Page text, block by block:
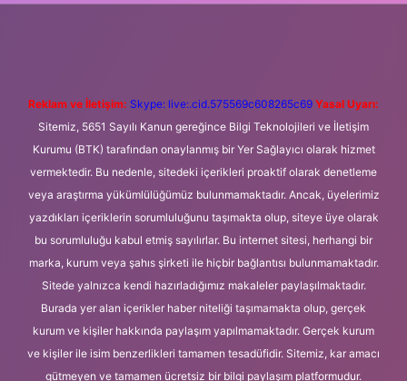
Reklam ve İletişim: Skype: live:.cid.575569c608265c69 Yasal Uyarı:
Sitemiz, 5651 Sayılı Kanun gereğince Bilgi Teknolojileri ve İletişim
Kurumu (BTK) tarafından onaylanmış bir Yer Sağlayıcı olarak hizmet
vermektedir. Bu nedenle, sitedeki içerikleri proaktif olarak denetleme
veya araştırma yükümlülüğümüz bulunmamaktadır. Ancak, üyelerimiz
yazdıkları içeriklerin sorumluluğunu taşımakta olup, siteye üye olarak
bu sorumluluğu kabul etmiş sayılırlar. Bu internet sitesi, herhangi bir
marka, kurum veya şahıs şirketi ile hiçbir bağlantısı bulunmamaktadır.
Sitede yalnızca kendi hazırladığımız makaleler paylaşılmaktadır.
Burada yer alan içerikler haber niteliği taşımamakta olup, gerçek
kurum ve kişiler hakkında paylaşım yapılmamaktadır. Gerçek kurum
ve kişiler ile isim benzerlikleri tamamen tesadüfidir. Sitemiz, kar amacı
gütmeyen ve tamamen ücretsiz bir bilgi paylaşım platformudur.